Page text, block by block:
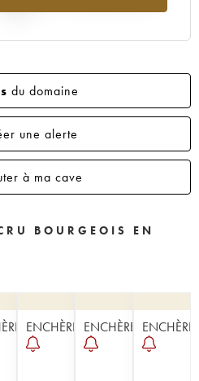
du domaine
une alerte
à ma cave
BOURGEOIS EN
ENCHÈRE ENCHÈRE ENCHÈRE